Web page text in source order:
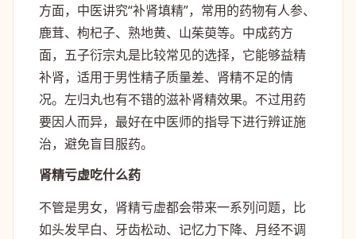
方面，中医讲究“补肾填精”，常用的药物有人参、
鹿茸、枸杞子、熟地黄、山茱萸等。中成药方
面，五子衍宗丸是比较常见的选择，它能够益精
补肾，适用于男性精子质量差、肾精不足的情
况。左归丸也有不错的滋补肾精效果。不过用药
要因人而异，最好在中医师的指导下进行辨证施
治，避免盲目服药。
肾精亏虚吃什么药
不管是男女，肾精亏虚都会带来一系列问题，比
如头发早白、牙齿松动、记忆力下降、月经不调